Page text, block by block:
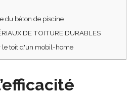
du béton de piscine
DE TOITURE DURABLES
le toit d'un mobil-home